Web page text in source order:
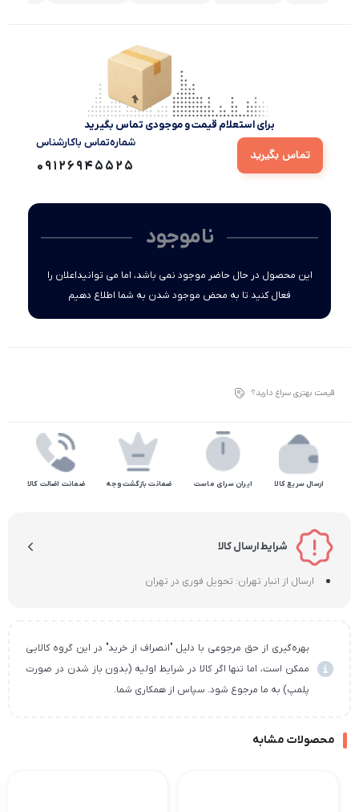
برای استعلام قیمت و موجودی تماس بگیرید
تماس بگیرید
شماره‌تماس‌ با‌کارشناس
09126945525
ناموجود
این محصول در حال حاضر موجود نمی باشد، اما می توانیداعلان را
فعال کنید تا به محض موجود شدن به شما اطلاع دهیم
قیمت بهتری سراغ دارید؟
ارسال سریع کالا ایران سرای ماست ضمانت بازگشت وجه ضمانت اضالت کالا
شرایط ارسال کالا
ارسال از انبار تهران: تحویل فوری در تهران
بهره‌گیری از حق مرجوعی با دلیل "انصراف از خرید" در این گروه کالایی
ممکن است، اما تنها اگر کالا در شرایط اولیه (بدون باز شدن در صورت
پلمپ) به ما مرجوع شود. سپاس از همکاری شما.
محصولات مشابه